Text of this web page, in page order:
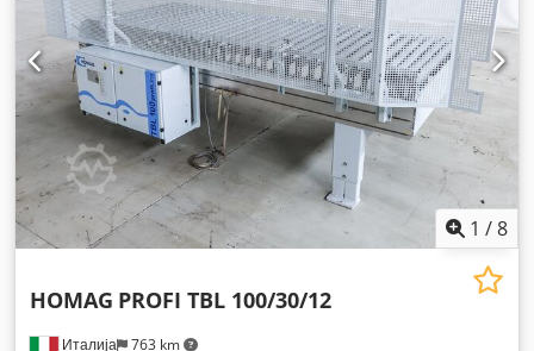
1 /8
Италија 763 km
HOMAG PROFI TBL 100/30/12